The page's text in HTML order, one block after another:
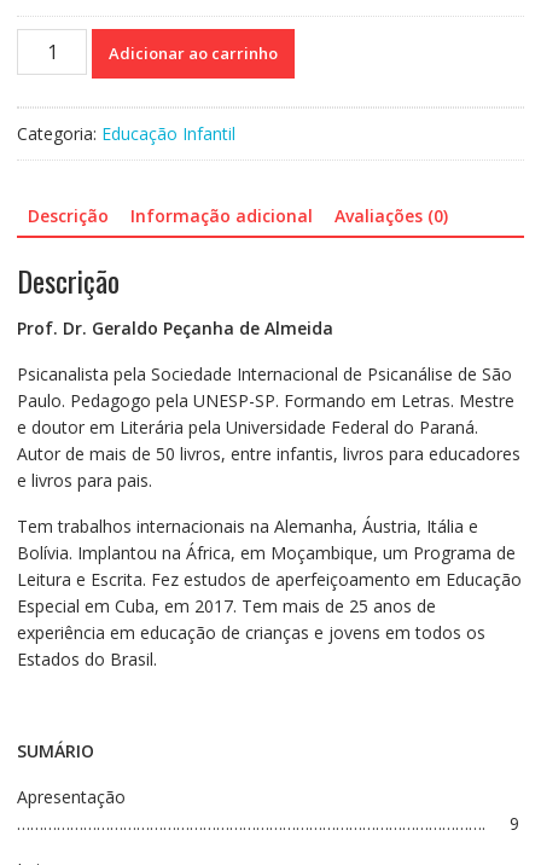
Manual
Para
Adicionar ao carrinho
Categoria: Educação Infantil
Descrição Informação adicional Avaliações (0)
Descrição
Prof. Dr. Geraldo Peçanha de Almeida
Psicanalista pela Sociedade Internacional de Psicanálise de São
Paulo. Pedagogo pela UNESP-SP. Formando em Letras. Mestre
e doutor em Literária pela Universidade Federal do Paraná.
Autor de mais de 50 livros, entre infantis, livros para educadores
e livros para pais.
Tem trabalhos internacionais na Alemanha, Áustria, Itália e
Bolívia. Implantou na África, em Moçambique, um Programa de
Leitura e Escrita. Fez estudos de aperfeiçoamento em Educação
Especial em Cuba, em 2017. Tem mais de 25 anos de
experiência em educação de crianças e jovens em todos os
Estados do Brasil.
SUMÁRIO
Apresentação
……………………………………………………………………………………………. 9